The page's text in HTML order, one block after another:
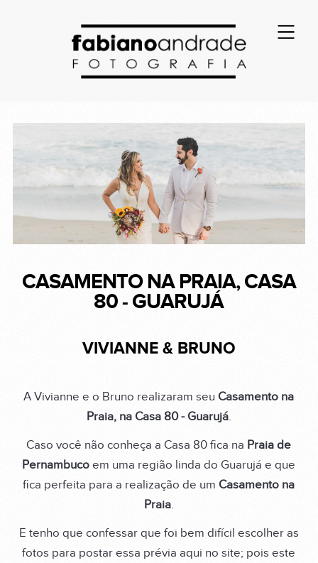
CASAMENTO NA PRAIA, CASA
80 - GUARUJÁ
VIVIANNE & BRUNO
A Vivianne e o Bruno realizaram seuCasamento na
Praia, na Casa 80 - Guarujá.
Caso você não conheça a Casa 80 fica na Praia de
Pernambuco em uma região linda do Guarujá e que
fica perfeita para a realização de umCasamento na
Praia.
E tenho que confessar que foi bem difícil escolher as
fotos para postar essa prévia aqui no site; pois este